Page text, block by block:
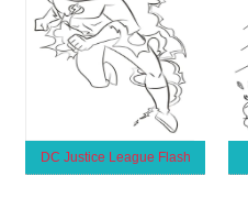
DC Justice League Flash